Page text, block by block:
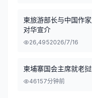
柬旅游部长与中国作
对华宣介
26,4952026/7/16
柬埔寨国会主席就老
46157分钟前